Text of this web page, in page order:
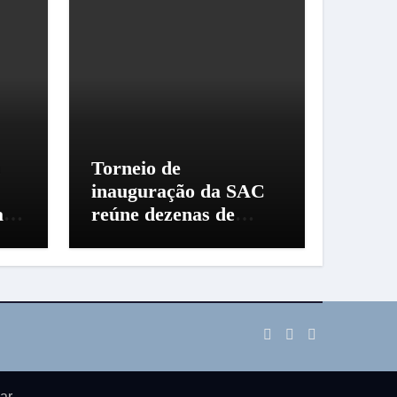
Torneio de
inauguração da SAC
reúne dezenas de
Amaro da Imperatriz